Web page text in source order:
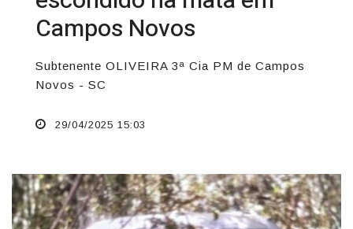
Campos Novos
Subtenente OLIVEIRA 3ª Cia PM de Campos
Novos - SC
29/04/2025 15:03